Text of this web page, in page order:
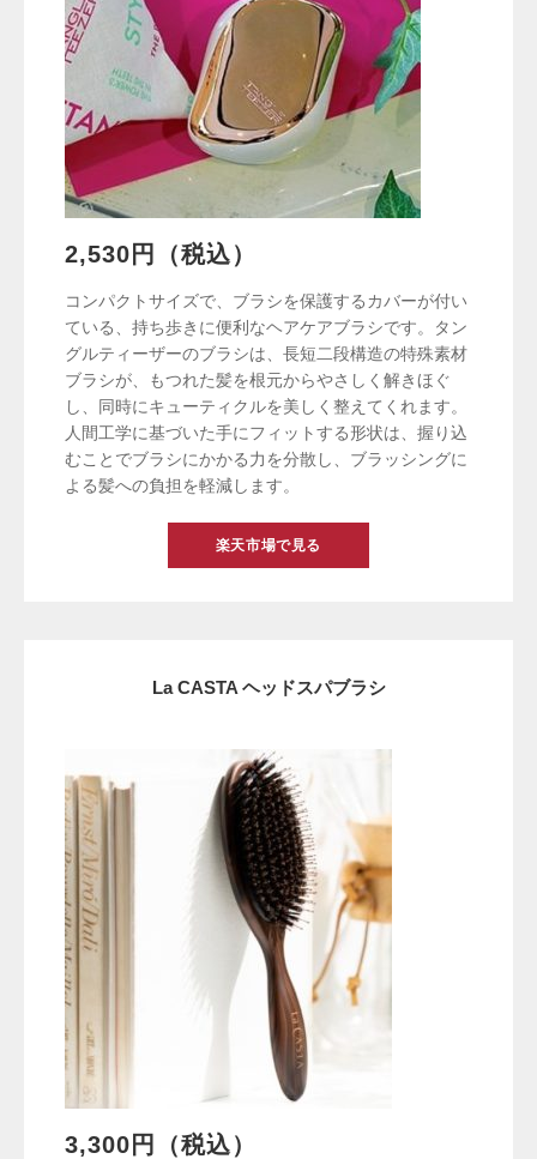
2,530円（税込）
コンパクトサイズで、ブラシを保護するカバーが付い
ている、持ち歩きに便利なヘアケアブラシです。タン
グルティーザーのブラシは、長短二段構造の特殊素材
ブラシが、もつれた髪を根元からやさしく解きほぐ
し、同時にキューティクルを美しく整えてくれます。
人間工学に基づいた手にフィットする形状は、握り込
むことでブラシにかかる力を分散し、ブラッシングに
よる髪への負担を軽減します。
楽天市場で見る
La CASTA ヘッドスパブラシ
3,300円（税込）